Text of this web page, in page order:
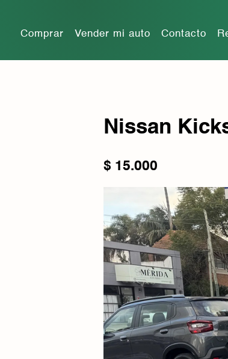
Comprar Vender mi auto Contacto
Nissan
$ 15.000